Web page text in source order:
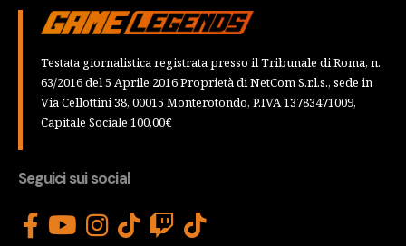
Testata giornalistica registrata presso il Tribunale di Roma, n.
63/2016 del 5 Aprile 2016 Proprietà di NetCom S.r.l.s., sede in
Via Cellottini 38, 00015 Monterotondo, P.IVA 13783471009,
Capitale Sociale 100,00€
Seguici sui social